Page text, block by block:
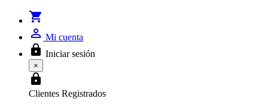
shopping_cart
person_outline Mi cuenta
lock Iniciar sesión
×
lock
Clientes Registrados